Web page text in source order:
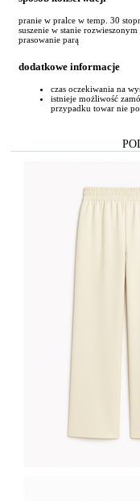
pranie w pralce w temp. 30
suszenie w stanie rozwieszonym
prasowanie parą
dodatkowe informacje
czas oczekiwania na
istnieje możliwość
przypadku towar nie